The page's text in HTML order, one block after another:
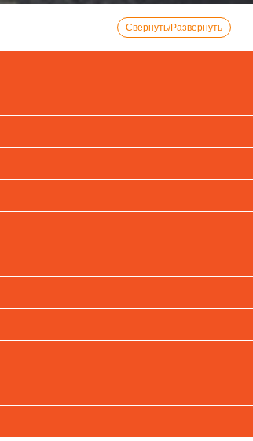
Свернуть/Развернуть